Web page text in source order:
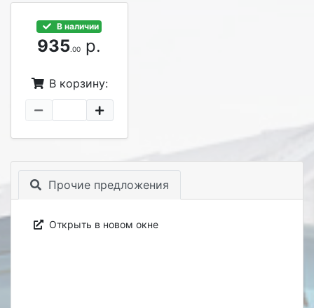
В наличии
935.00 р.
В корзину:
Прочие предложения
Открыть в новом окне